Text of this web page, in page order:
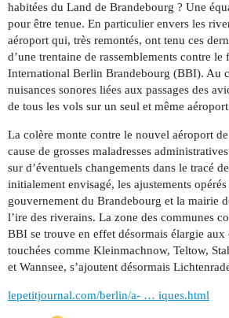
habitées du Land de Brandebourg ? Une
pour être tenue. En particulier envers les
aéroport qui, très remontés, ont tenu ces
d’une trentaine de rassemblements contre
International Berlin Brandebourg (BBI). Au
nuisances sonores liées aux passages des
de tous les vols sur un seul et même aéroport
La colère monte contre le nouvel aéroport
cause de grosses maladresses
sur d’éventuels changements dans le tracé
initialement envisagé, les ajustements
gouvernement du Brandebourg et la mairie
l’ire des riverains. La zone des communes
BBI se trouve en effet désormais élargie aux
touchées comme Kleinmachnow, Teltow,
et Wannsee, s’ajoutent désormais
lepetitjournal.com/berlin/a- … iques.html